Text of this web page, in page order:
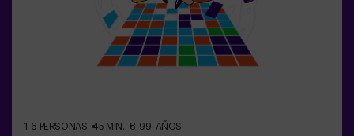
recomendable para personas con miedo a la oscuridad.
1-6 PERSONAS 45 MIN. 8-99 AÑOS